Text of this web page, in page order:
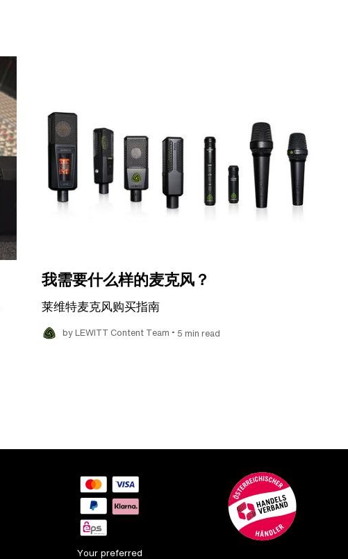
我需要什么样的麦克风？
莱维特麦克风购买指南
by LEWITT Content Team • 5 min read
Your preferred